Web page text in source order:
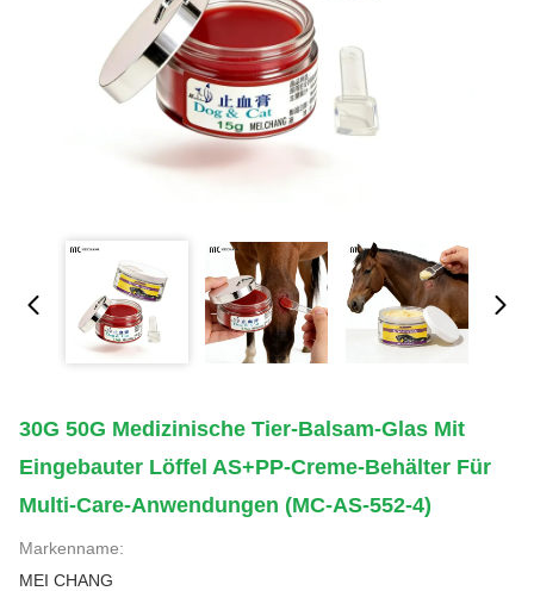
30G 50G Medizinische Tier-Balsam-Glas Mit
Eingebauter Löffel AS+PP-Creme-Behälter Für
Multi-Care-Anwendungen (MC-AS-552-4)
Markenname:
MEI CHANG